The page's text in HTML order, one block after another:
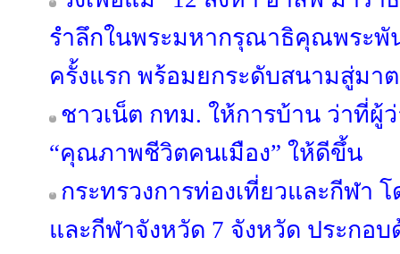
รำลึกในพระมหากรุณาธิคุณพระพั
ครั้งแรก พร้อมยกระดับสนามสู่มา
ชาวเน็ต กทม. ให้การบ้าน ว่าที่
“คุณภาพชีวิตคนเมือง” ให้ดีขึ้น
กระทรวงการท่องเที่ยวและกีฬา
และกีฬาจังหวัด 7 จังหวัด ประกอบ